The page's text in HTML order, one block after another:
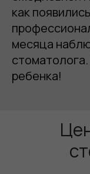
как
месяца
ребенка!